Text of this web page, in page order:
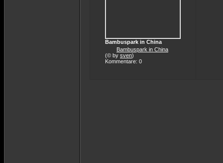
Bambuspark in China
Bambuspark in China
(© by sven)
Kommentare: 0